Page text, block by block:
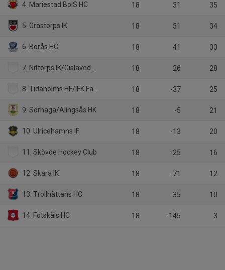
4. Mariestad BoIS HC 18 31 35
5. Grästorps IK 18 31 34
6. Borås HC 18 41 33
7. Nittorps IK/Gislaveds SK 18 26 28
8. Tidaholms HF/IFK Falköping IK 18 -37 25
9. Sörhaga/Alingsås HK 18 -5 21
10. Ulricehamns IF 18 -13 20
11. Skövde Hockey Club 18 -25 16
12. Skara IK 18 -71 12
13. Trollhättans HC 18 -35 10
14. Fotskäls HC 18 -145 3